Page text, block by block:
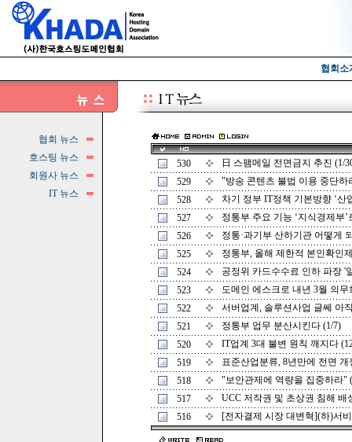
협회소
협회 뉴스
호스팅 뉴스
회원사 뉴스
IT 뉴스
530
日 스팸메일 전면금지 추진 (1/
529
"방송 콘텐츠 불법 이용 중단하
528
차기 정부 IT정책 기본방향 ‘산
527
정통부 주요 기능 ‘지식경제부’
526
정통·과기부 산하기관 어떻게
525
정통부, 올해 제한적 본인확인
524
공정위 카드수수료 인하 파장 '
523
도메인 에스크로 내년 3월 의무
522
서버업계, 솔루션사업 글쎄 아
521
정통부 업무 분산시킨다 (1/7)
520
IT업계 3대 불변 원칙 깨지다
519
표준산업분류, 8년만에 전면 개
518
"보안관제에 역량을 집중하라"
517
UCC 저작권 및 초상권 침해 배
516
[전자결제 시장 대변혁](하)서